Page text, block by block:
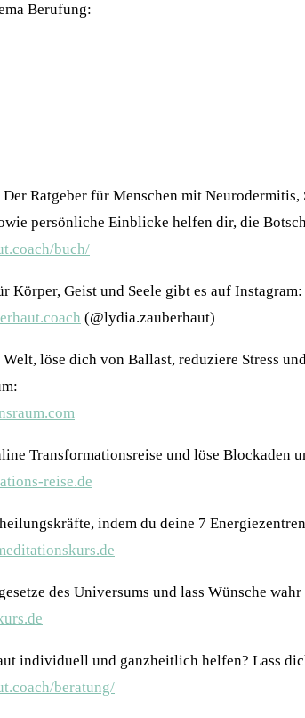
Berufung:
Ratgeber für Menschen mit
persönliche Einblicke helfen dir, die
buch/
Körper, Geist und Seele gibt es auf Instagram:
(@lydia.zauberhaut)
löse dich von Ballast, reduziere Stress
Transformationsreise und löse Blockaden
reise.de
indem du deine 7
des Universums und lass Wünsche wahr
individuell und ganzheitlich helfen? Lass
beratung/